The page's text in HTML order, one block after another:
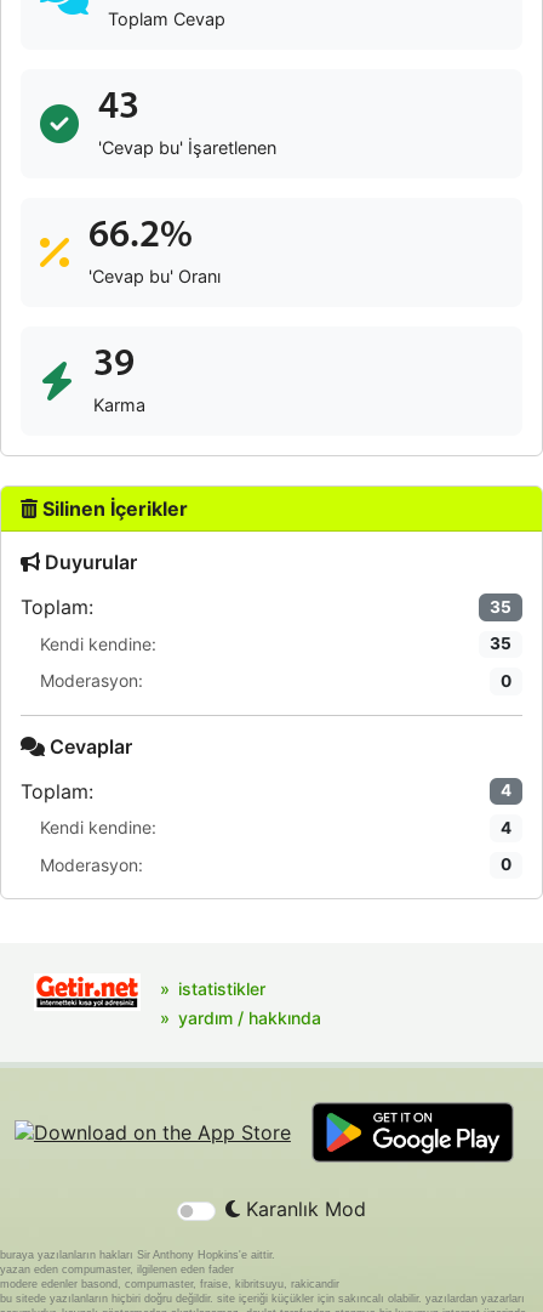
Toplam Cevap
43
'Cevap bu' İşaretlenen
66.2%
'Cevap bu' Oranı
39
Karma
Silinen İçerikler
Duyurular
Toplam:
35
Kendi kendine: 35
Moderasyon: 0
Cevaplar
Toplam:
4
Kendi kendine: 4
Moderasyon: 0
istatistikler
yardım / hakkında
Karanlık Mod
buraya yazılanların hakları Sir Anthony Hopkins'e aittir.
yazan eden compumaster, ilgilenen eden fader
modere edenler basond, compumaster, fraise, kibritsuyu, rakicandir
bu sitede yazılanların hiçbiri doğru değildir. site içeriği küçükler için sakıncalı olabilir. yazılardan yazarları